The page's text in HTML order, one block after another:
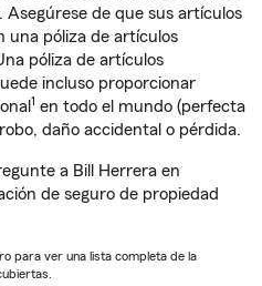
Asegúrese de que sus artículos
una póliza de artículos
póliza de artículos
incluso proporcionar
1 en todo el mundo (perfecta
daño accidental o pérdida.
a Bill Herrera en
de seguro de propiedad
para ver una lista completa de la